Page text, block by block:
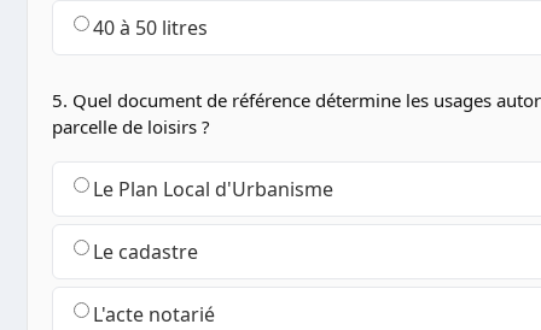
40 à 50 litres
5. Quel document de référence détermine les usages
parcelle de loisirs ?
Le Plan Local d'Urbanisme
Le cadastre
L'acte notarié